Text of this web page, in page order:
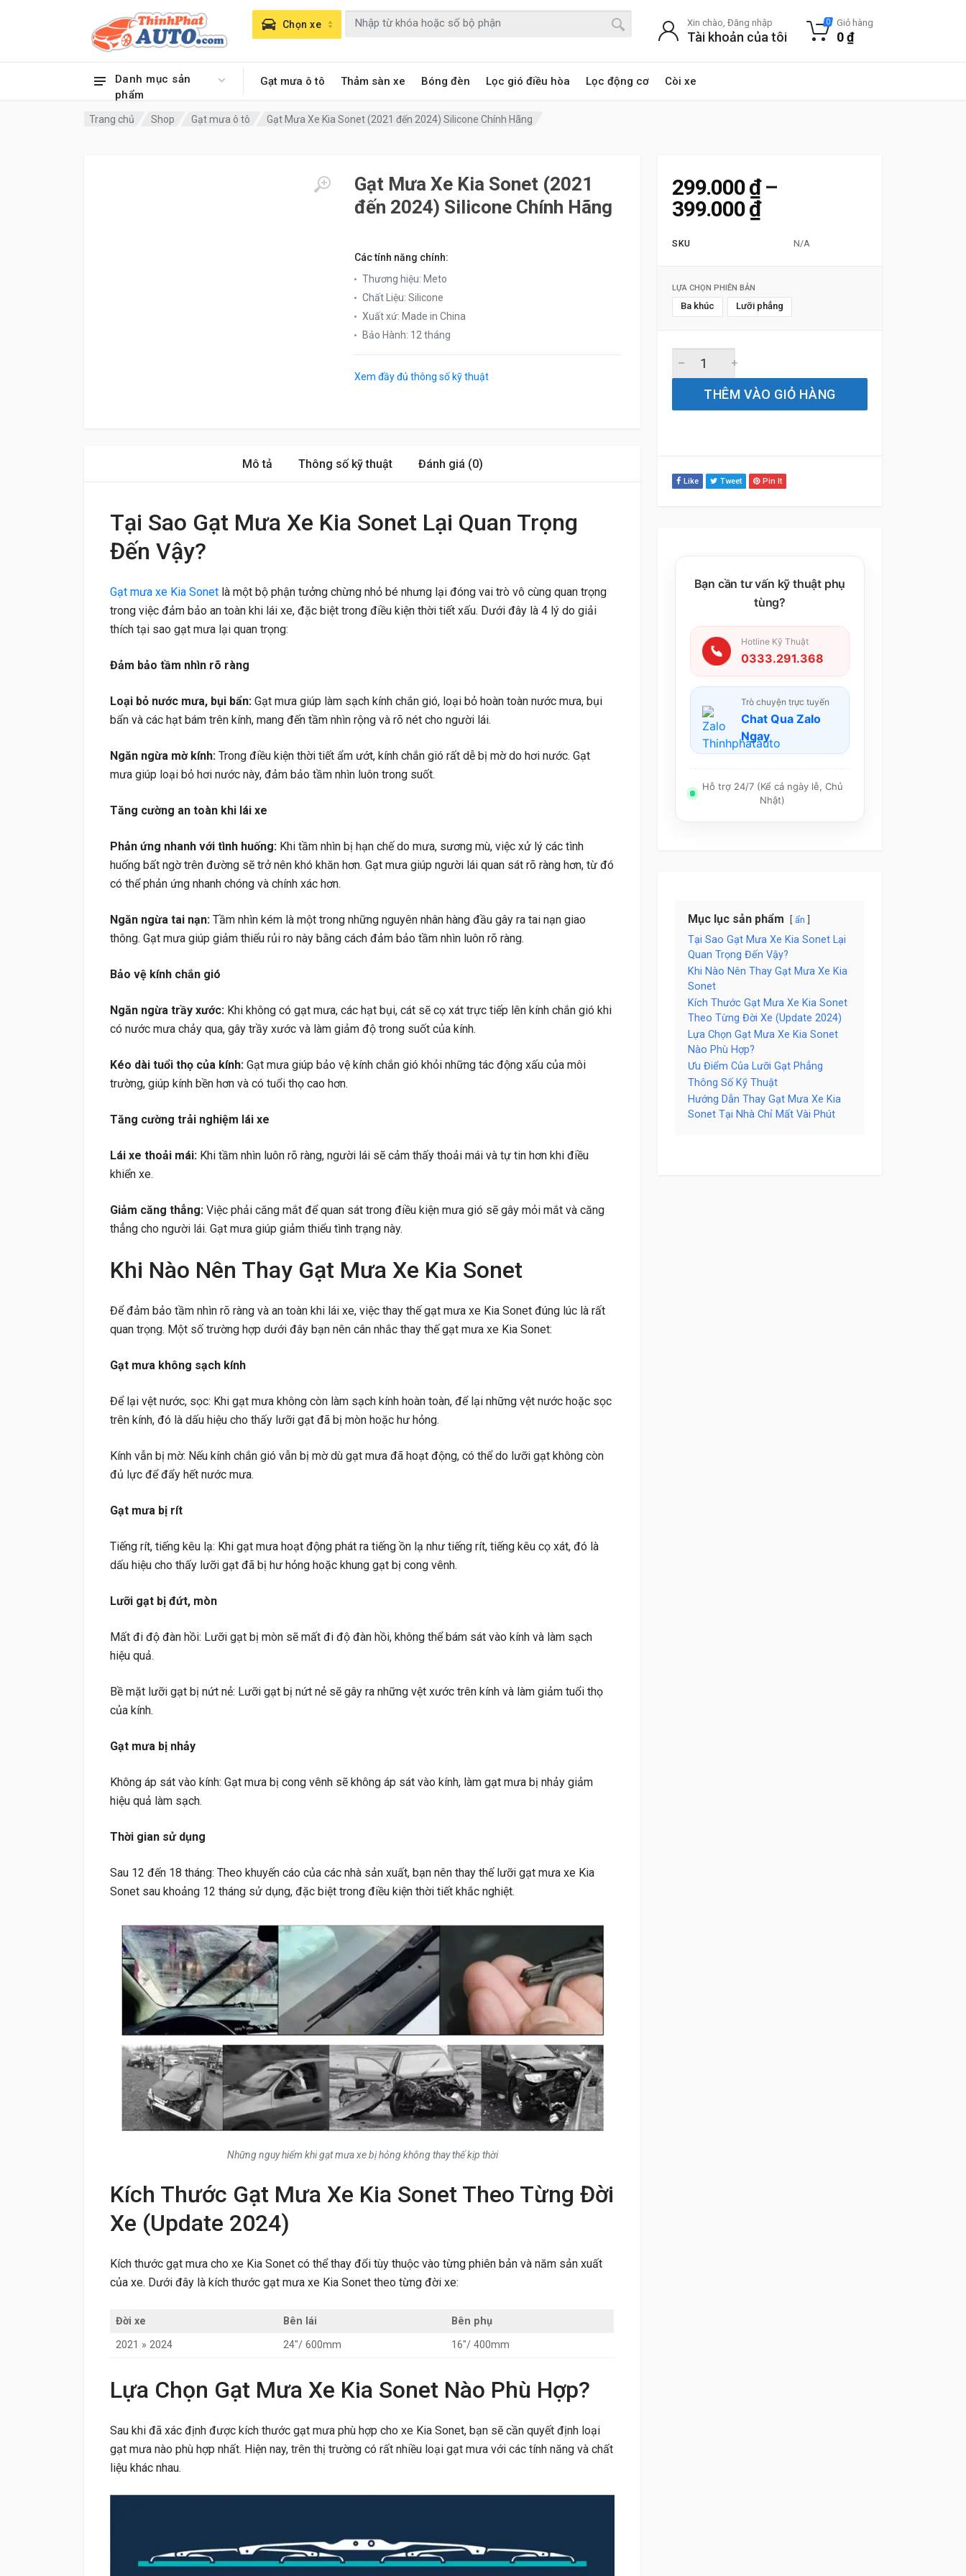
Danh mục sản
phẩm
Gạt mưa ô tô Thảm sàn xe Bóng đèn Lọc gió điều hòa Lọc động cơ Còi xe
Chọn xe Xin chào, Đăng nhập
Tài khoản của tôi
0 Giỏ hàng
0₫
Trang chủ Shop Gạt mưa ô tô Gạt Mưa Xe Kia Sonet (2021 đến 2024) Silicone Chính Hãng
Gạt Mưa Xe Kia Sonet (2021
đến 2024) Silicone Chính Hãng
Các tính năng chính:
Thương hiệu: Meto
Chất Liệu: Silicone
Xuất xứ: Made in China
Bảo Hành: 12 tháng
Xem đầy đủ thông số kỹ thuật
299.000₫ –
399.000₫Khoảng giá: từ
SKU N/A
LỰA CHỌN PHIÊN BẢN
Ba khúc Lưỡi phẳng
THÊM VÀO GIỎ HÀNG
Like Tweet Pin It
Bạn cần tư vấn kỹ thuật phụ
tùng?
Hotline Kỹ Thuật
0333.291.368
Trò chuyện trực tuyến
Chat Qua Zalo
Ngay
Hỗ trợ 24/7 (Kể cả ngày lễ, Chủ
Nhật)
Mục lục sản phẩm ẩn
Tại Sao Gạt Mưa Xe Kia Sonet Lại
Quan Trọng Đến Vậy?
Khi Nào Nên Thay Gạt Mưa Xe Kia
Sonet
Kích Thước Gạt Mưa Xe Kia Sonet
Theo Từng Đời Xe (Update 2024)
Lựa Chọn Gạt Mưa Xe Kia Sonet
Nào Phù Hợp?
Ưu Điểm Của Lưỡi Gạt Phẳng
Thông Số Kỹ Thuật
Hướng Dẫn Thay Gạt Mưa Xe Kia
Sonet Tại Nhà Chỉ Mất Vài Phút
Mô tả Thông số kỹ thuật Đánh giá (0)
Tại Sao Gạt Mưa Xe Kia Sonet Lại Quan Trọng
Đến Vậy?
Gạt mưa xe Kia Sonet là một bộ phận tưởng chừng nhỏ bé nhưng lại đóng vai trò vô cùng quan trọng
trong việc đảm bảo an toàn khi lái xe, đặc biệt trong điều kiện thời tiết xấu. Dưới đây là 4 lý do giải
thích tại sao gạt mưa lại quan trọng:
Đảm bảo tầm nhìn rõ ràng
Loại bỏ nước mưa, bụi bẩn: Gạt mưa giúp làm sạch kính chắn gió, loại bỏ hoàn toàn nước mưa, bụi
bẩn và các hạt bám trên kính, mang đến tầm nhìn rộng và rõ nét cho người lái.
Ngăn ngừa mờ kính: Trong điều kiện thời tiết ẩm ướt, kính chắn gió rất dễ bị mờ do hơi nước. Gạt
mưa giúp loại bỏ hơi nước này, đảm bảo tầm nhìn luôn trong suốt.
Tăng cường an toàn khi lái xe
Phản ứng nhanh với tình huống: Khi tầm nhìn bị hạn chế do mưa, sương mù, việc xử lý các tình
huống bất ngờ trên đường sẽ trở nên khó khăn hơn. Gạt mưa giúp người lái quan sát rõ ràng hơn, từ đó
có thể phản ứng nhanh chóng và chính xác hơn.
Ngăn ngừa tai nạn: Tầm nhìn kém là một trong những nguyên nhân hàng đầu gây ra tai nạn giao
thông. Gạt mưa giúp giảm thiểu rủi ro này bằng cách đảm bảo tầm nhìn luôn rõ ràng.
Bảo vệ kính chắn gió
Ngăn ngừa trầy xước: Khi không có gạt mưa, các hạt bụi, cát sẽ cọ xát trực tiếp lên kính chắn gió khi
có nước mưa chảy qua, gây trầy xước và làm giảm độ trong suốt của kính.
Kéo dài tuổi thọ của kính: Gạt mưa giúp bảo vệ kính chắn gió khỏi những tác động xấu của môi
trường, giúp kính bền hơn và có tuổi thọ cao hơn.
Tăng cường trải nghiệm lái xe
Lái xe thoải mái: Khi tầm nhìn luôn rõ ràng, người lái sẽ cảm thấy thoải mái và tự tin hơn khi điều
khiển xe.
Giảm căng thẳng: Việc phải căng mắt để quan sát trong điều kiện mưa gió sẽ gây mỏi mắt và căng
thẳng cho người lái. Gạt mưa giúp giảm thiểu tình trạng này.
Khi Nào Nên Thay Gạt Mưa Xe Kia Sonet
Để đảm bảo tầm nhìn rõ ràng và an toàn khi lái xe, việc thay thế gạt mưa xe Kia Sonet đúng lúc là rất
quan trọng. Một số trường hợp dưới đây bạn nên cân nhắc thay thế gạt mưa xe Kia Sonet:
Gạt mưa không sạch kính
Để lại vệt nước, sọc: Khi gạt mưa không còn làm sạch kính hoàn toàn, để lại những vệt nước hoặc sọc
trên kính, đó là dấu hiệu cho thấy lưỡi gạt đã bị mòn hoặc hư hỏng.
Kính vẫn bị mờ: Nếu kính chắn gió vẫn bị mờ dù gạt mưa đã hoạt động, có thể do lưỡi gạt không còn
đủ lực để đẩy hết nước mưa.
Gạt mưa bị rít
Tiếng rít, tiếng kêu lạ: Khi gạt mưa hoạt động phát ra tiếng ồn lạ như tiếng rít, tiếng kêu cọ xát, đó là
dấu hiệu cho thấy lưỡi gạt đã bị hư hỏng hoặc khung gạt bị cong vênh.
Lưỡi gạt bị đứt, mòn
Mất đi độ đàn hồi: Lưỡi gạt bị mòn sẽ mất đi độ đàn hồi, không thể bám sát vào kính và làm sạch
hiệu quả.
Bề mặt lưỡi gạt bị nứt nẻ: Lưỡi gạt bị nứt nẻ sẽ gây ra những vệt xước trên kính và làm giảm tuổi thọ
của kính.
Gạt mưa bị nhảy
Không áp sát vào kính: Gạt mưa bị cong vênh sẽ không áp sát vào kính, làm gạt mưa bị nhảy giảm
hiệu quả làm sạch.
Thời gian sử dụng
Sau 12 đến 18 tháng: Theo khuyến cáo của các nhà sản xuất, bạn nên thay thế lưỡi gạt mưa xe Kia
Sonet sau khoảng 12 tháng sử dụng, đặc biệt trong điều kiện thời tiết khắc nghiệt.
Những nguy hiểm khi gạt mưa xe bị hỏng không thay thế kịp thời
Kích Thước Gạt Mưa Xe Kia Sonet Theo Từng Đời
Xe (Update 2024)
Kích thước gạt mưa cho xe Kia Sonet có thể thay đổi tùy thuộc vào từng phiên bản và năm sản xuất
của xe. Dưới đây là kích thước gạt mưa xe Kia Sonet theo từng đời xe:
Đời xe Bên lái
Bên phụ
2021 » 2024
24″/ 600mm 16″/ 400mm
Lựa Chọn Gạt Mưa Xe Kia Sonet Nào Phù Hợp?
Sau khi đã xác định được kích thước gạt mưa phù hợp cho xe Kia Sonet, bạn sẽ cần quyết định loại
gạt mưa nào phù hợp nhất. Hiện nay, trên thị trường có rất nhiều loại gạt mưa với các tính năng và chất
liệu khác nhau.